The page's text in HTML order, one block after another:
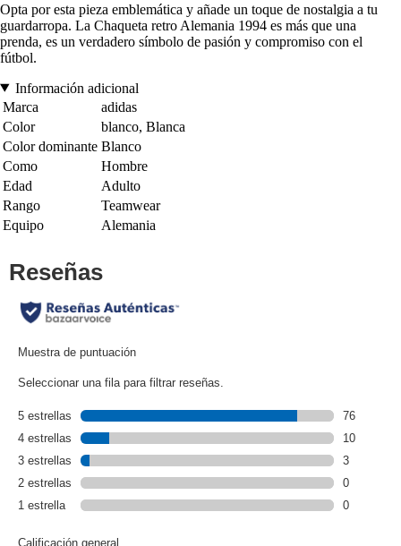
Opta por esta pieza emblemática y añade un toque de nostalgia a tu
guardarropa. La Chaqueta retro Alemania 1994 es más que una
prenda, es un verdadero símbolo de pasión y compromiso con el
fútbol.
Información adicional
Marca
adidas
Color
blanco, Blanca
Color dominante Blanco
Como
Hombre
Edad
Adulto
Rango
Teamwear
Equipo
Alemania